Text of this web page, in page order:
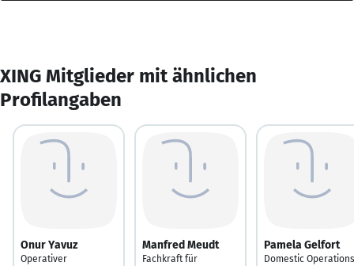
XING Mitglieder mit ähnlichen
Profilangaben
Onur Yavuz
Operativer
Manfred Meudt
Fachkraft für
Pamela Gelfort
Domestic Operations